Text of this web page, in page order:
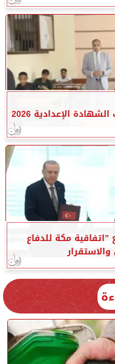
الإعدادية 2026
مكة للدفاع